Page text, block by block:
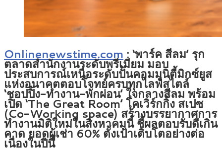
Onlinenewstime.com : ‘พาร์ค สีลม’ รุก
ตลาดสำนักงานระดับพรีเมียม มอบ
ประสบการณ์เหนือระดับปั้นคอมมูนิตี้มิกซ์ยูส
แห่งอนาคตตอบโจทย์ครบทุกไลฟ์สไตล์
‘ชอปปิ้ง-ทำงาน-พักผ่อน’ ใจกลางสีลม พร้อม
เปิด ‘The Great Room’ โคเวิร์กกิ้ง สเปซ
(Co-Working space) สร้างบรรยากาศการ
ทำงานมิติใหม่ในสิงหาคมนี้ ชี้ผลตอบรับดีเกิน
คาด ยอดผู้เช่า 60% ตั้งเป้าเติบโตอย่างต่อ
เนื่องในปีนี้